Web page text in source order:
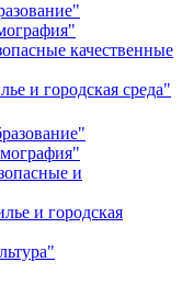
качественные
и городская среда"
и
и городская